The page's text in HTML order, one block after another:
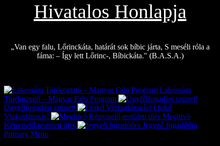
Hivatalos Honlapja
„Van egy falu, Lőrinckáta, határát sok bíbic járta, S meséli róla a
fáma: – Így lett Lőrinc-, Bíbickáta." (B.A.S.A.)
Lakossági
Tájékoztató – Magyar Falu Program
Ügyfélfogadási szünet!
I.fokú
Vízkorlátozás!
Meghívó
Képviselő-testületi ülés
Jegyző fogadóóra
Primary Menu